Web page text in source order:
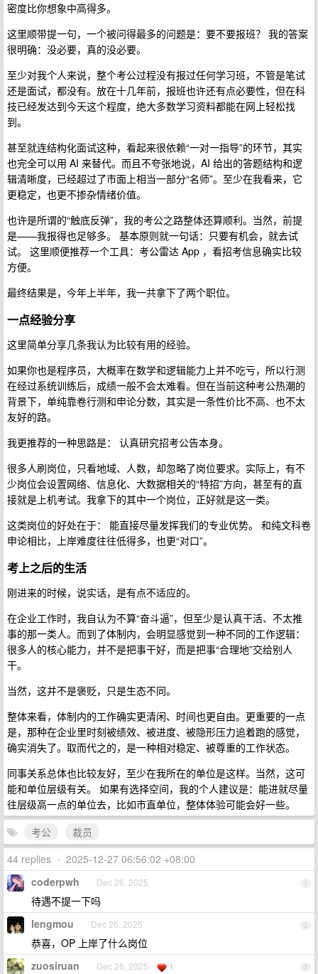
密度比你想象中高得多。
这里顺带提一句，一个被问得最多的问题是：要不要报班？ 我的答案
很明确：没必要，真的没必要。
至少对我个人来说，整个考公过程没有报过任何学习班，不管是笔试
还是面试，都没有。放在十几年前，报班也许还有点必要性，但在科
技已经发达到今天这个程度，绝大多数学习资料都能在网上轻松找
到。
甚至就连结构化面试这种，看起来很依赖“一对一指导”的环节，其实
也完全可以用 AI 来替代。而且不夸张地说，AI 给出的答题结构和逻
辑清晰度，已经超过了市面上相当一部分“名师”。至少在我看来，它
更稳定，也更不掺杂情绪价值。
也许是所谓的“触底反弹”，我的考公之路整体还算顺利。当然，前提
是——我报得也足够多。 基本原则就一句话：只要有机会，就去试
试。 这里顺便推荐一个工具：考公雷达 App ，看招考信息确实比较
方便。
最终结果是，今年上半年，我一共拿下了两个职位。
一点经验分享
这里简单分享几条我认为比较有用的经验。
如果你也是程序员，大概率在数学和逻辑能力上并不吃亏，所以行测
在经过系统训练后，成绩一般不会太难看。但在当前这种考公热潮的
背景下，单纯靠卷行测和申论分数，其实是一条性价比不高、也不太
友好的路。
我更推荐的一种思路是： 认真研究招考公告本身。
很多人刷岗位，只看地域、人数，却忽略了岗位要求。实际上，有不
少岗位会设置网络、信息化、大数据相关的“特招”方向，甚至有的直
接就是上机考试。我拿下的其中一个岗位，正好就是这一类。
这类岗位的好处在于： 能直接尽量发挥我们的专业优势。 和纯文科卷
申论相比，上岸难度往往低得多，也更“对口”。
考上之后的生活
刚进来的时候，说实话，是有点不适应的。
在企业工作时，我自认为不算“奋斗逼”，但至少是认真干活、不太推
事的那一类人。而到了体制内，会明显感觉到一种不同的工作逻辑：
很多人的核心能力，并不是把事干好，而是把事“合理地”交给别人
干。
当然，这并不是褒贬，只是生态不同。
整体来看，体制内的工作确实更清闲、时间也更自由。更重要的一点
是，那种在企业里时刻被绩效、被进度、被隐形压力追着跑的感觉，
确实消失了。取而代之的，是一种相对稳定、被尊重的工作状态。
同事关系总体也比较友好，至少在我所在的单位是这样。当然，这可
能和单位层级有关。 如果有选择空间，我的个人建议是：能进就尽量
往层级高一点的单位去，比如市直单位，整体体验可能会好一些。
考公
裁员
44 replies • 2025-12-27 06:56:02 +08:00
1
coderpwh Dec 26, 2025
待遇不提一下吗
2
lengmou Dec 26, 2025
恭喜，OP 上岸了什么岗位
3
zuosiruan Dec 26, 2025 1